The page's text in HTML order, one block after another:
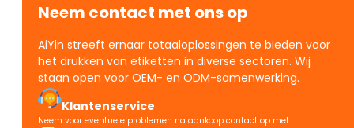
Neem contact met ons op
AiYin streeft ernaar totaaloplossingen te bieden voor
het drukken van etiketten in diverse sectoren. Wij
staan open voor OEM- en ODM-samenwerking.
Klantenservice
Neem voor eventuele problemen na aankoop contact op met: